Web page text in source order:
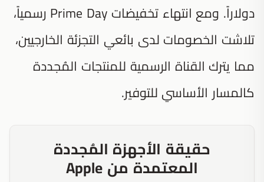
دولاراً. ومع انتهاء تخفيضات Prime Day رسمياً،
تلاشت الخصومات لدى بائعي التجزئة الخارجيين،
مما يترك القناة الرسمية للمنتجات المُجددة
كالمسار الأساسي للتوفير.
حقيقة الأجهزة المُجددة
المعتمدة من Apple